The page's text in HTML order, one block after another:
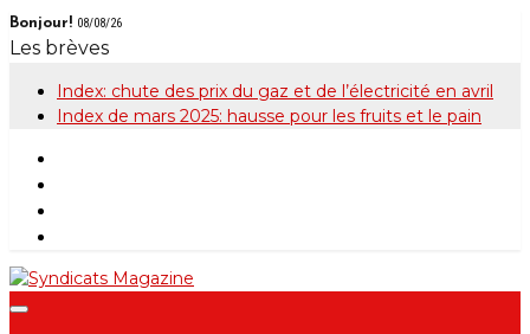
Skip
to
Bonjour! 08/08/26
Les brèves
Index: chute des prix du gaz et de l’électricité en avril
Index de mars 2025: hausse pour les fruits et le pain
Syndicats
Le magazine de la FGTB